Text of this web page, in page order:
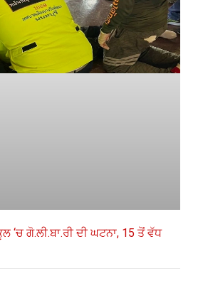
ਗੋ.ਲੀ.ਬਾ.ਰੀ ਦੀ ਘਟਨਾ, 15 ਤੋਂ ਵੱਧ